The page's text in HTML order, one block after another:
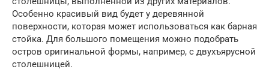
Особенно красивый вид будет у деревянной
поверхности, которая может использоваться как барная
стойка. Для большого помещения можно подобрать
остров оригинальной формы, например, с двухъярусной
столешницей.